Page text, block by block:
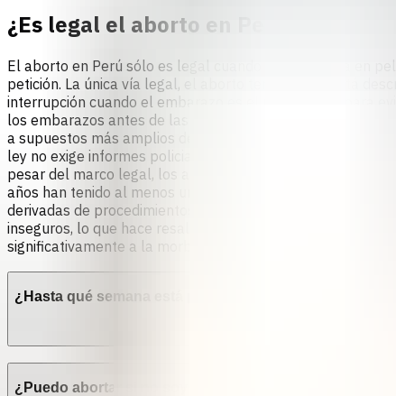
¿Es legal el aborto en Perú?
El aborto en Perú sólo es legal cuando se encuentra en
petición. La única vía legal, el aborto terapéutico, está
interrupción cuando el embarazo es el único medio para
los embarazos antes de las 22 semanas [2].Para ello,
a supuestos más amplios de "patología materna" (por
ley no exige informes policiales o judiciales, los
pesar del marco legal, los abortos inseguros siguen
años han tenido al menos un aborto en su vida, la
derivadas de procedimientos inseguros.Cada año,
inseguros, lo que hace resaltar un persistente y grave
significativamente a la morbilidad y mortalidad maternas
¿Hasta qué semana está permitido el aborto en Perú?